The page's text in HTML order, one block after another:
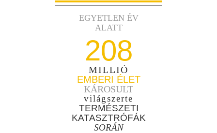
EGYETLEN ÉV
ALATT
208
MILLIÓ
EMBERI ÉLET
KÁROSULT
világszerte
TERMÉSZETI
KATASZTRÓFÁK
SORÁN